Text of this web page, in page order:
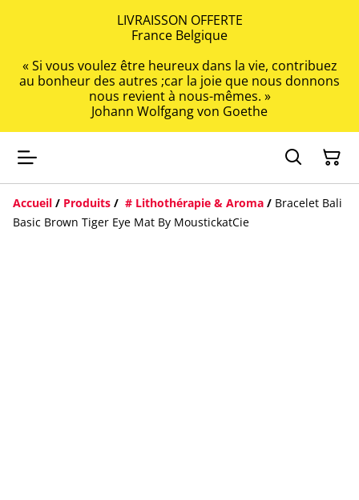
LIVRAISSON OFFERTE
France Belgique
« Si vous voulez être heureux dans la vie, contribuez
au bonheur des autres ;car la joie que nous donnons
nous revient à nous-mêmes. »
Johann Wolfgang von Goethe
Accueil / Produits / # Lithothérapie & Aroma / Bracelet Bali
Basic Brown Tiger Eye Mat By MoustickatCie